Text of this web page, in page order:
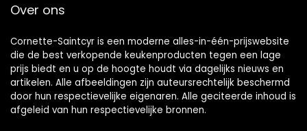
Over ons
Cornette-Saintcyr is een moderne alles-in-één-prijswebsite
die de best verkopende keukenproducten tegen een lage
prijs biedt en u op de hoogte houdt via dagelijks nieuws en
artikelen. Alle afbeeldingen zijn auteursrechtelijk beschermd
door hun respectievelijke eigenaren. Alle geciteerde inhoud is
afgeleid van hun respectievelijke bronnen.